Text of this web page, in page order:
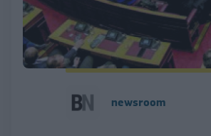
newsroom